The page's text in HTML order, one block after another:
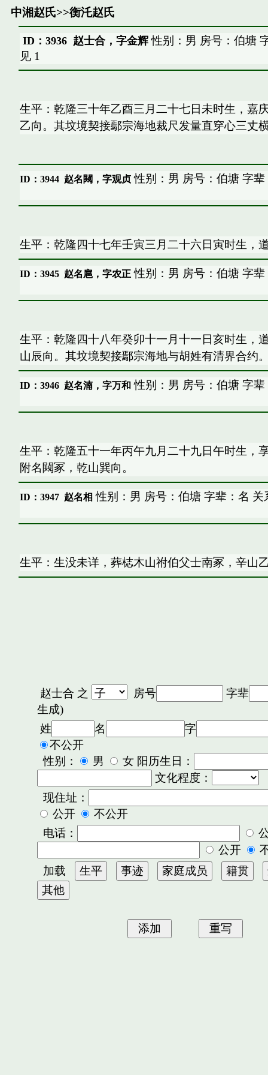
中湘赵氏>>衡汑赵氏
ID：3936 赵士合，字金辉性别：男 房号：伯塘
见 1
生平：乾隆三十年乙酉三月二十七日未时生，嘉
乙向。其坟境契接鄢宗海地裁尺发量直穿心三丈
ID：3944 赵名闚，字观贞性别：男 房号：伯塘 字辈
生平：乾隆四十七年壬寅三月二十六日寅时生，
ID：3945 赵名扈，字农正性别：男 房号：伯塘 字辈
生平：乾隆四十八年癸卯十一月十一日亥时生，
山辰向。其坟境契接鄢宗海地与胡姓有清界合约
ID：3946 赵名湳，字万和性别：男 房号：伯塘 字辈
生平：乾隆五十一年丙午九月二十九日午时生，
附名闚冢，乾山巽向。
ID：3947 赵名相性别：男 房号：伯塘 字辈：名 关
生平：生没未详，葬梽木山祔伯父士南冢，辛山
赵士合 之 房号
字辈
生成)
姓
名
字
不公开
性别：
男
女 阳历生日：
文化程度：
现住址：
公开
不公开
电话：
公开
加载